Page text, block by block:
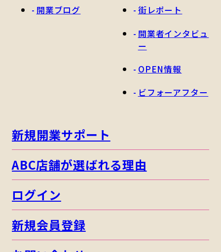
開業ブログ
街レポート
開業者インタビュ
ー
OPEN情報
ビフォーアフター
新規開業サポート
ABC店舗が選ばれる理由
ログイン
新規会員登録